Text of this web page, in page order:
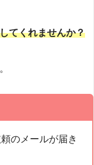
てくれませんか？
のメールが届き